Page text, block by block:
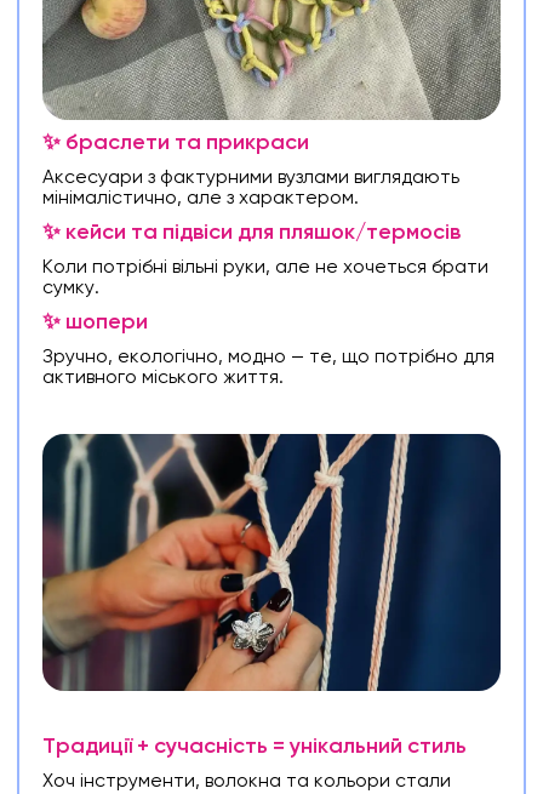
✨ браслети та прикраси
Аксесуари з фактурними вузлами виглядають
мінімалістично, але з характером.
✨ кейси та підвіси для пляшок/термосів
Коли потрібні вільні руки, але не хочеться брати
сумку.
✨ шопери
Зручно, екологічно, модно — те, що потрібно для
активного міського життя.
Традиції + сучасність = унікальний стиль
Хоч інструменти, волокна та кольори стали